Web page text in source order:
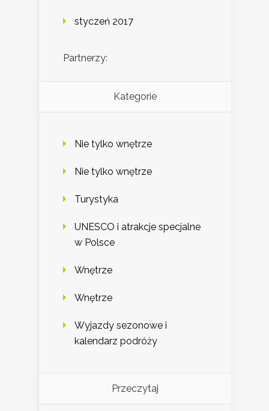
styczeń 2017
Partnerzy:
Kategorie
Nie tylko wnętrze
Nie tylko wnętrze
Turystyka
UNESCO i atrakcje specjalne
w Polsce
Wnętrze
Wnętrze
Wyjazdy sezonowe i
kalendarz podróży
Przeczytaj